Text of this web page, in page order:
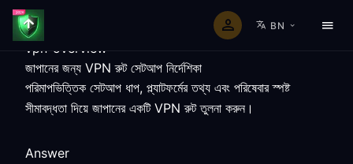
BN
vpn-overview
জাপানের জন্য VPN রুট সেটআপ নির্দেশিকা
পরিমাপভিত্তিক সেটআপ ধাপ, প্ল্যাটফর্মের তথ্য এবং পরিষেবার স্পষ্ট
সীমাবদ্ধতা দিয়ে জাপানের একটি VPN রুট তুলনা করুন।
Answer